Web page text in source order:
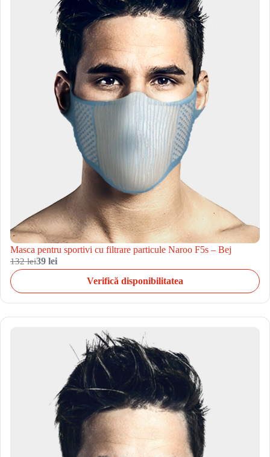
Masca pentru sportivi cu filtrare particule Naroo F5s – Bej
132 lei39 lei
Verifică disponibilitatea